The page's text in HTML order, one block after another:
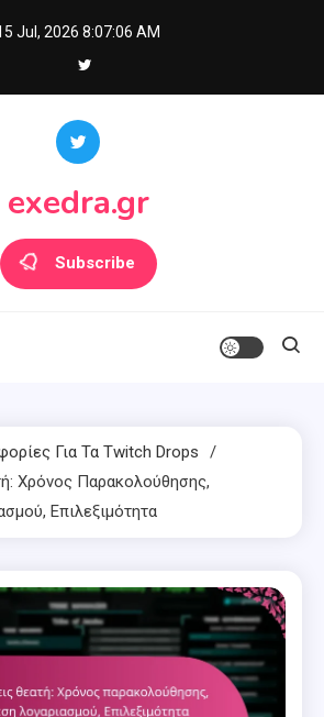
Jul, 2026 8:07:07 AM
exedra.gr
Subscribe
Για Τα Twitch Drops
Χρόνος Παρακολούθησης,
Επιλεξιμότητα